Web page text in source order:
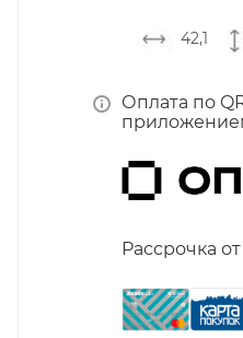
42,1
Оплата по
Рассрочка